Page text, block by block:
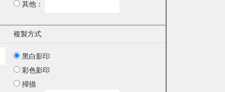
其他：
複製方式
黑白影印
彩色影印
掃描